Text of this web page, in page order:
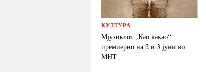
КУЛТУРА
Мјузиклот „Као какао“
премиерно на 2 и 3 јуни во
МНТ